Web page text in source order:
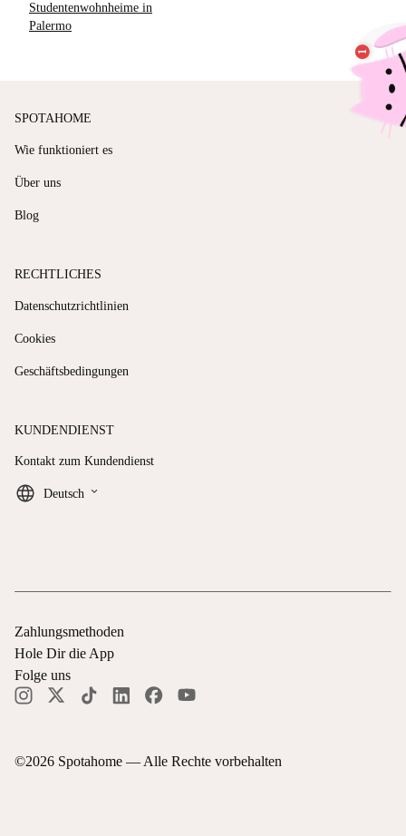
Studentenwohnheime in
Palermo
SPOTAHOME
Wie funktioniert es
Über uns
Blog
RECHTLICHES
Datenschutzrichtlinien
Cookies
Geschäftsbedingungen
KUNDENDIENST
Kontakt zum Kundendienst
Deutsch keyboard_arrow_down
©2026 Spotahome — Alle Rechte vorbehalten
Zahlungsmethoden
Hole Dir die App
Folge uns